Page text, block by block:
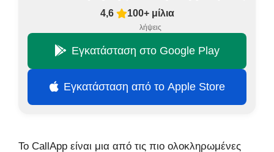
4,6 100+ μίλια
λήψεις
Εγκατάσταση στο Google Play
Εγκατάσταση από το Apple Store
Το CallApp είναι μια από τις πιο ολοκληρωμένες